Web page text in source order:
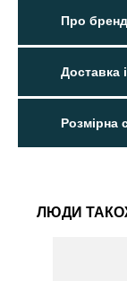
Про
Доставка
Розмірна
ЛЮДИ